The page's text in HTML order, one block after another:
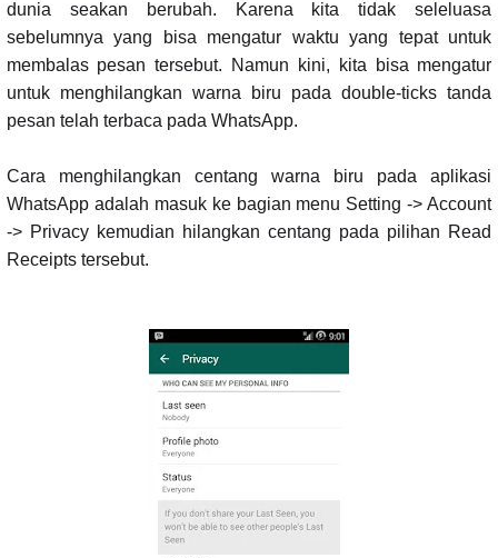
dunia seakan berubah. Karena kita tidak seleluasa
sebelumnya yang bisa mengatur waktu yang tepat untuk
membalas pesan tersebut. Namun kini, kita bisa mengatur
untuk menghilangkan warna biru pada double-ticks tanda
pesan telah terbaca pada WhatsApp.
Cara menghilangkan centang warna biru pada aplikasi
WhatsApp adalah masuk ke bagian menu Setting -> Account
-> Privacy kemudian hilangkan centang pada pilihan Read
Receipts tersebut.